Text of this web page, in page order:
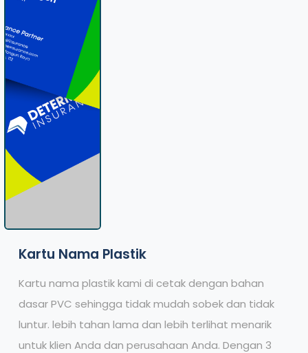
Kartu Nama Plastik
Kartu nama plastik kami di cetak dengan bahan
dasar PVC sehingga tidak mudah sobek dan tidak
luntur. lebih tahan lama dan lebih terlihat menarik
untuk klien Anda dan perusahaan Anda. Dengan 3